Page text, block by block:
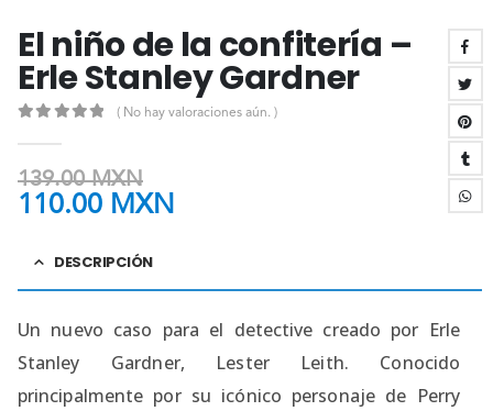
El niño de la confitería –
Erle Stanley Gardner
( No hay valoraciones aún. )
139.00MXN
110.00 MXN
DESCRIPCIÓN
Un nuevo caso para el detective creado por Erle
Stanley Gardner, Lester Leith. Conocido
principalmente por su icónico personaje de Perry